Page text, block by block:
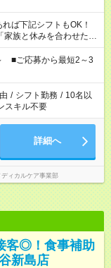
」 「できれば残業はし
ワーク希望
間と、もう1つのお仕事
合は応募できません。
■ご応募から最短2～3
/ シフト勤務 / 10名以
スキル不要
詳細へ
ィカルケア事業部
客◎！食事補助
新島店